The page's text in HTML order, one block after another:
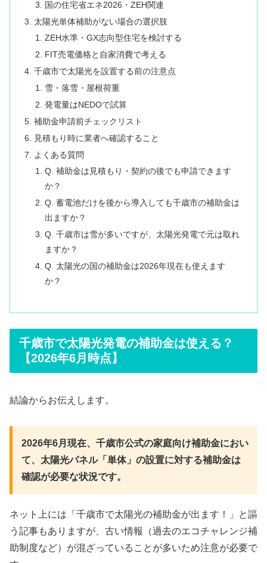
国の住宅省エネ2026・ZEH関連
太陽光単体補助がない場合の選択肢
ZEH水準・GX志向型住宅を検討する
FIT売電価格と自家消費で考える
千歳市で太陽光を設置する前の注意点
雪・落雪・屋根荷重
発電量はNEDOで試算
補助金申請前チェックリスト
見積もり時に業者へ確認すること
よくある質問
Q. 補助金は見積もり・契約の後でも申請できます
か？
Q. 蓄電池だけを後から導入しても千歳市の補助金は
出ますか？
Q. 千歳市は雪が多いですが、太陽光発電で元は取れ
ますか？
Q. 太陽光の国の補助金は2026年現在も使えます
か？
千歳市で太陽光発電の補助金は使える？
【2026年6月時点】
結論からお伝えします。
2026年6月現在、千歳市公式の家庭向け補助金におい
て、太陽光パネル「単体」の設置に対する補助金は
確認が必要な状況です。
ネット上には「千歳市で太陽光の補助金が出ます！」と謳
う記事もありますが、古い情報（過去のエコチャレンジ補
助制度など）が混ざっていることが多いため注意が必要で